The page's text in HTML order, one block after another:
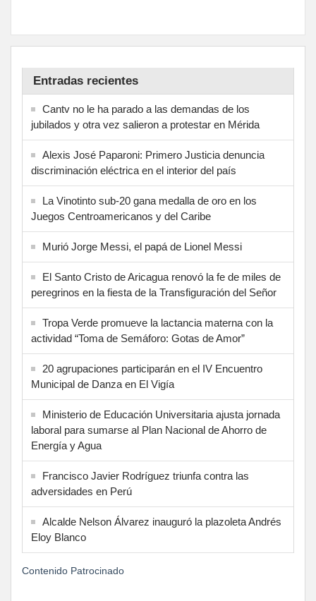
Entradas recientes
Cantv no le ha parado a las demandas de los
jubilados y otra vez salieron a protestar en Mérida
Alexis José Paparoni: Primero Justicia denuncia
discriminación eléctrica en el interior del país
La Vinotinto sub-20 gana medalla de oro en los
Juegos Centroamericanos y del Caribe
Murió Jorge Messi, el papá de Lionel Messi
El Santo Cristo de Aricagua renovó la fe de miles de
peregrinos en la fiesta de la Transfiguración del Señor
Tropa Verde promueve la lactancia materna con la
actividad “Toma de Semáforo: Gotas de Amor”
20 agrupaciones participarán en el IV Encuentro
Municipal de Danza en El Vigía
Ministerio de Educación Universitaria ajusta jornada
laboral para sumarse al Plan Nacional de Ahorro de
Energía y Agua
Francisco Javier Rodríguez triunfa contra las
adversidades en Perú
Alcalde Nelson Álvarez inauguró la plazoleta Andrés
Eloy Blanco
Contenido Patrocinado